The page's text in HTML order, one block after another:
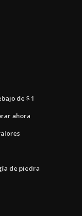
de $ 1
ahora
de piedra